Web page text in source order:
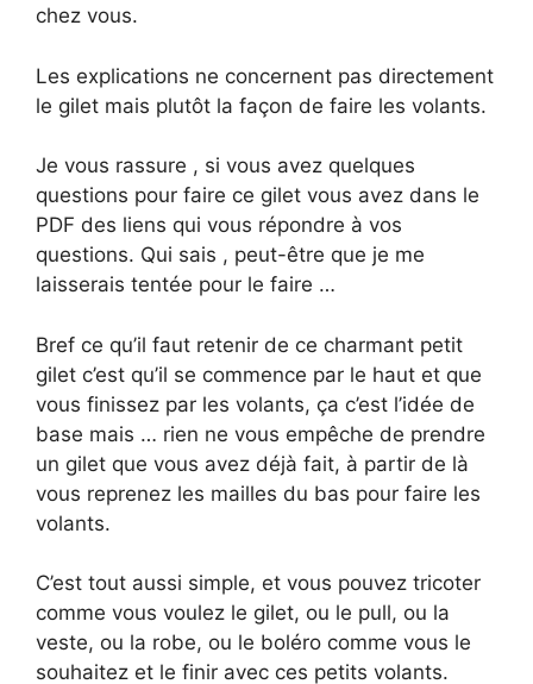
chez vous.
Les explications ne concernent pas directement
le gilet mais plutôt la façon de faire les volants.
Je vous rassure , si vous avez quelques
questions pour faire ce gilet vous avez dans le
PDF des liens qui vous répondre à vos
questions. Qui sais , peut-être que je me
laisserais tentée pour le faire …
Bref ce qu’il faut retenir de ce charmant petit
gilet c’est qu’il se commence par le haut et que
vous finissez par les volants, ça c’est l’idée de
base mais … rien ne vous empêche de prendre
un gilet que vous avez déjà fait, à partir de là
vous reprenez les mailles du bas pour faire les
volants.
C’est tout aussi simple, et vous pouvez tricoter
comme vous voulez le gilet, ou le pull, ou la
veste, ou la robe, ou le boléro comme vous le
souhaitez et le finir avec ces petits volants.